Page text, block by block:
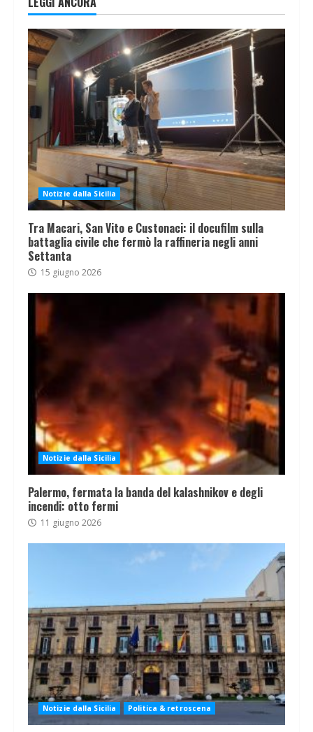
Notizie dalla Sicilia
Tra Macari, San Vito e Custonaci: il docufilm sulla
battaglia civile che fermò la raffineria negli anni
Settanta
15 giugno 2026
Notizie dalla Sicilia
Palermo, fermata la banda del kalashnikov e degli
incendi: otto fermi
11 giugno 2026
Notizie dalla Sicilia Politica & retroscena